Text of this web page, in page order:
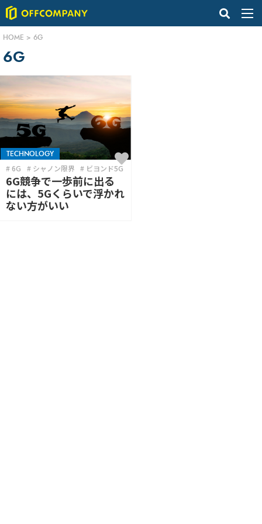
HOME > 6G
6G
TECHNOLOGY
6G シャノン限界 ビヨンド5G
6G競争で一歩前に出る
には、5Gくらいで浮かれ
ない方がいい